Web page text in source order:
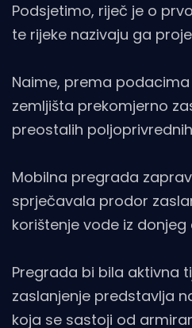
Podsjetimo, riječ je o
te rijeke nazivaju ga
Naime, prema
zemljišta prekomjerno
preostalih
Mobilna pregrada
sprječavala prodor
korištenje vode iz
Pregrada bi bila aktivna
zaslanjenje predstavlja
koja se sastoji od